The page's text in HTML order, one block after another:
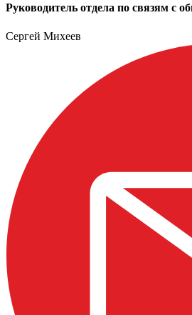
Руководитель отдела по связям с
Сергей Михеев